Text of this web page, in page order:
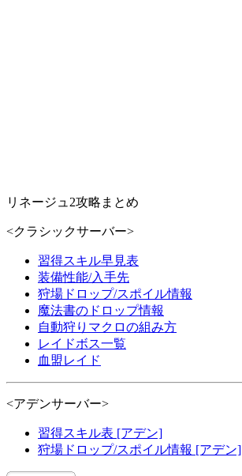
リネージュ2攻略まとめ
<クラシックサーバー>
習得スキル早見表
装備性能/入手先
狩場ドロップ/スポイル情報
魔法書のドロップ情報
自動狩りマクロの組み方
レイドボス一覧
血盟レイド
<アデンサーバー>
習得スキル表 [アデン]
狩場ドロップ/スポイル情報 [アデン]